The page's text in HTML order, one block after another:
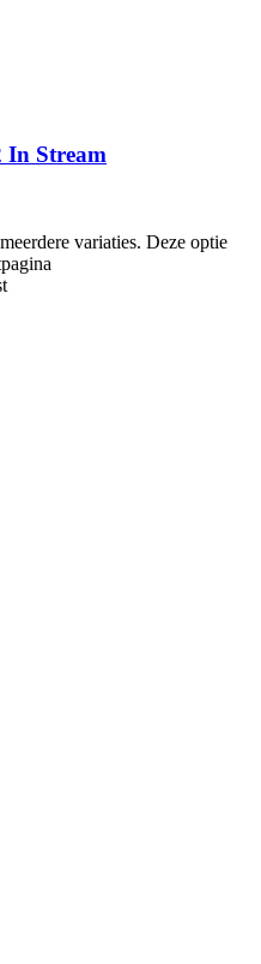
In Stream
variaties. Deze optie